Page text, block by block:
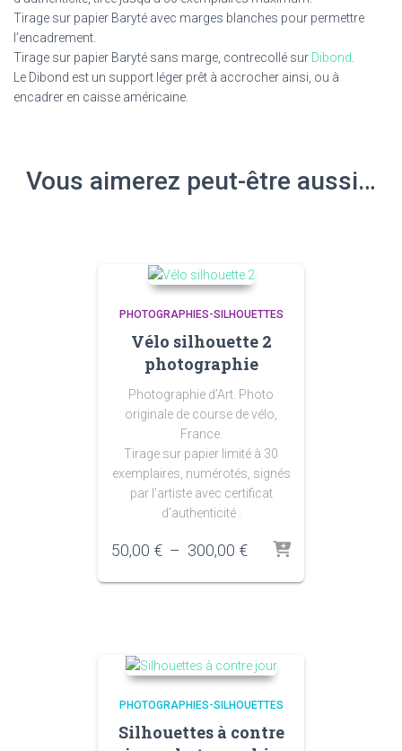
Tirage sur papier Baryté avec marges blanches pour permettre
l’encadrement.
Tirage sur papier Baryté sans marge, contrecollé sur Dibond
Le Dibond est un support léger prêt à accrocher ainsi, ou à
encadrer en caisse américaine.
Vous aimerez peut-être aussi…
PHOTOGRAPHIES-SILHOUETTES
Vélo silhouette 2
photographie
Photographie d’Art. Photo
originale de course de vélo,
France.
Tirage sur papier limité à 30
exemplaires, numérotés, signés
par l’artiste avec certificat
d’authenticité .
50,00 € – 300,00 €Plage
prix :
PHOTOGRAPHIES-SILHOUETTES
Silhouettes à contre